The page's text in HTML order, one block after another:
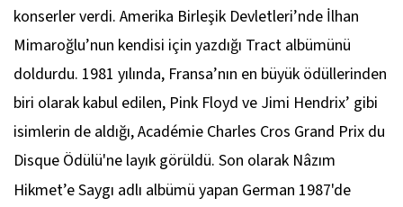
konserler verdi. Amerika Birleşik Devletleri’nde İlhan
Mimaroğlu’nun kendisi için yazdığı Tract albümünü
doldurdu. 1981 yılında, Fransa’nın en büyük ödüllerinden
biri olarak kabul edilen, Pink Floyd ve Jimi Hendrix’ gibi
isimlerin de aldığı, Académie Charles Cros Grand Prix du
Disque Ödülü'ne layık görüldü. Son olarak Nâzım
Hikmet’e Saygı adlı albümü yapan German 1987'de